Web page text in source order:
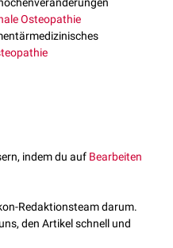
Osteopathie
indem du auf Bearbeiten
Redaktionsteam darum.
den Artikel schnell und